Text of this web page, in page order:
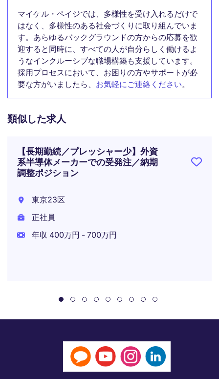
マイケル・ペイジでは、多様性を受け入れるだけで
はなく、多様性のある社会づくりに取り組んでいま
す。あらゆるバックグラウンドの方からの応募を歓
迎すると同時に、すべての人が自分らしく働けるよ
うなインクルーシブな職場構築も支援しています。
採用プロセスにおいて、お困りの方やサポートが必
要な方がいましたら、 お気軽にご連絡ください。
類似した求人
【長期勤続／プレッシャー少】外資
系半導体メーカーでの受発注／納期
調整ポジション
東京23区
正社員
年収 400万円 - 700万円